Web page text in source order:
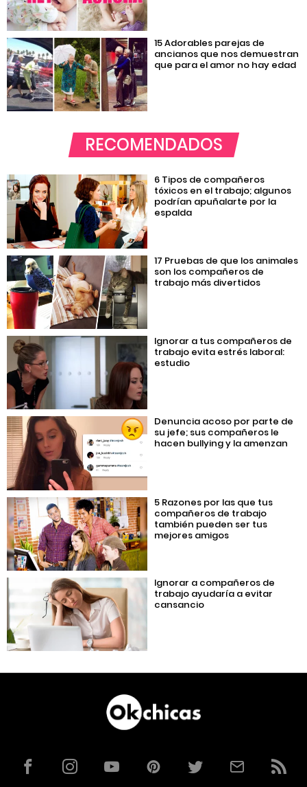
15 Adorables parejas de
ancianos que nos demuestran
que para el amor no hay edad
RECOMENDADOS
6 Tipos de compañeros
tóxicos en el trabajo; algunos
podrían apuñalarte por la
espalda
17 Pruebas de que los animales
son los compañeros de
trabajo más divertidos
Ignorar a tus compañeros de
trabajo evita estrés laboral:
estudio
Denuncia acoso por parte de
su jefe; sus compañeros le
hacen bullying y la amenzan
5 Razones por las que tus
compañeros de trabajo
también pueden ser tus
mejores amigos
Ignorar a compañeros de
trabajo ayudaría a evitar
cansancio
FacebookInstagramYouTubePinterestTwitterCorreoRSS